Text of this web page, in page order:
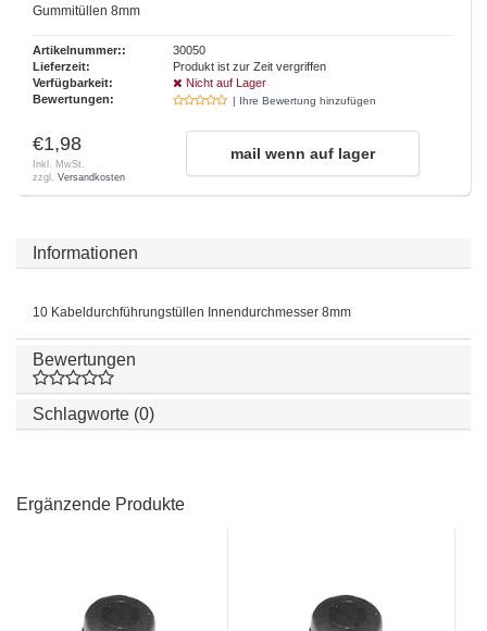
Gummitüllen 8mm
Artikelnummer::
30050
Lieferzeit:
Produkt ist zur Zeit vergriffen
Verfügbarkeit:
Nicht auf Lager
Bewertungen:
| Ihre Bewertung hinzufügen
€1,98
Inkl. MwSt.
zzgl. Versandkosten
mail wenn auf lager
Informationen
10 Kabeldurchführungstüllen Innendurchmesser 8mm
Bewertungen
Schlagworte (0)
Ergänzende Produkte